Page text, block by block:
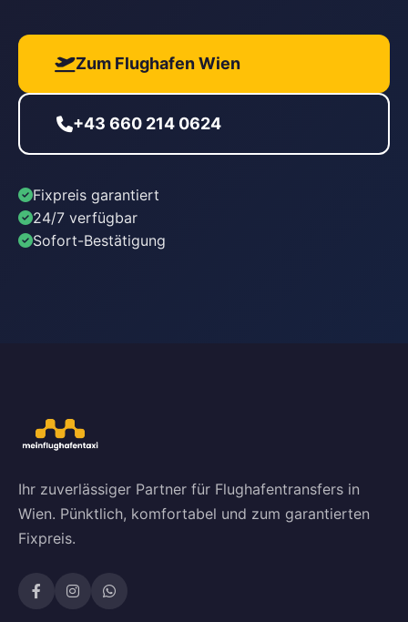
Zum Flughafen Wien
+43 660 214 0624
Fixpreis garantiert
24/7 verfügbar
Sofort-Bestätigung
Ihr zuverlässiger Partner für Flughafentransfers in
Wien. Pünktlich, komfortabel und zum garantierten
Fixpreis.